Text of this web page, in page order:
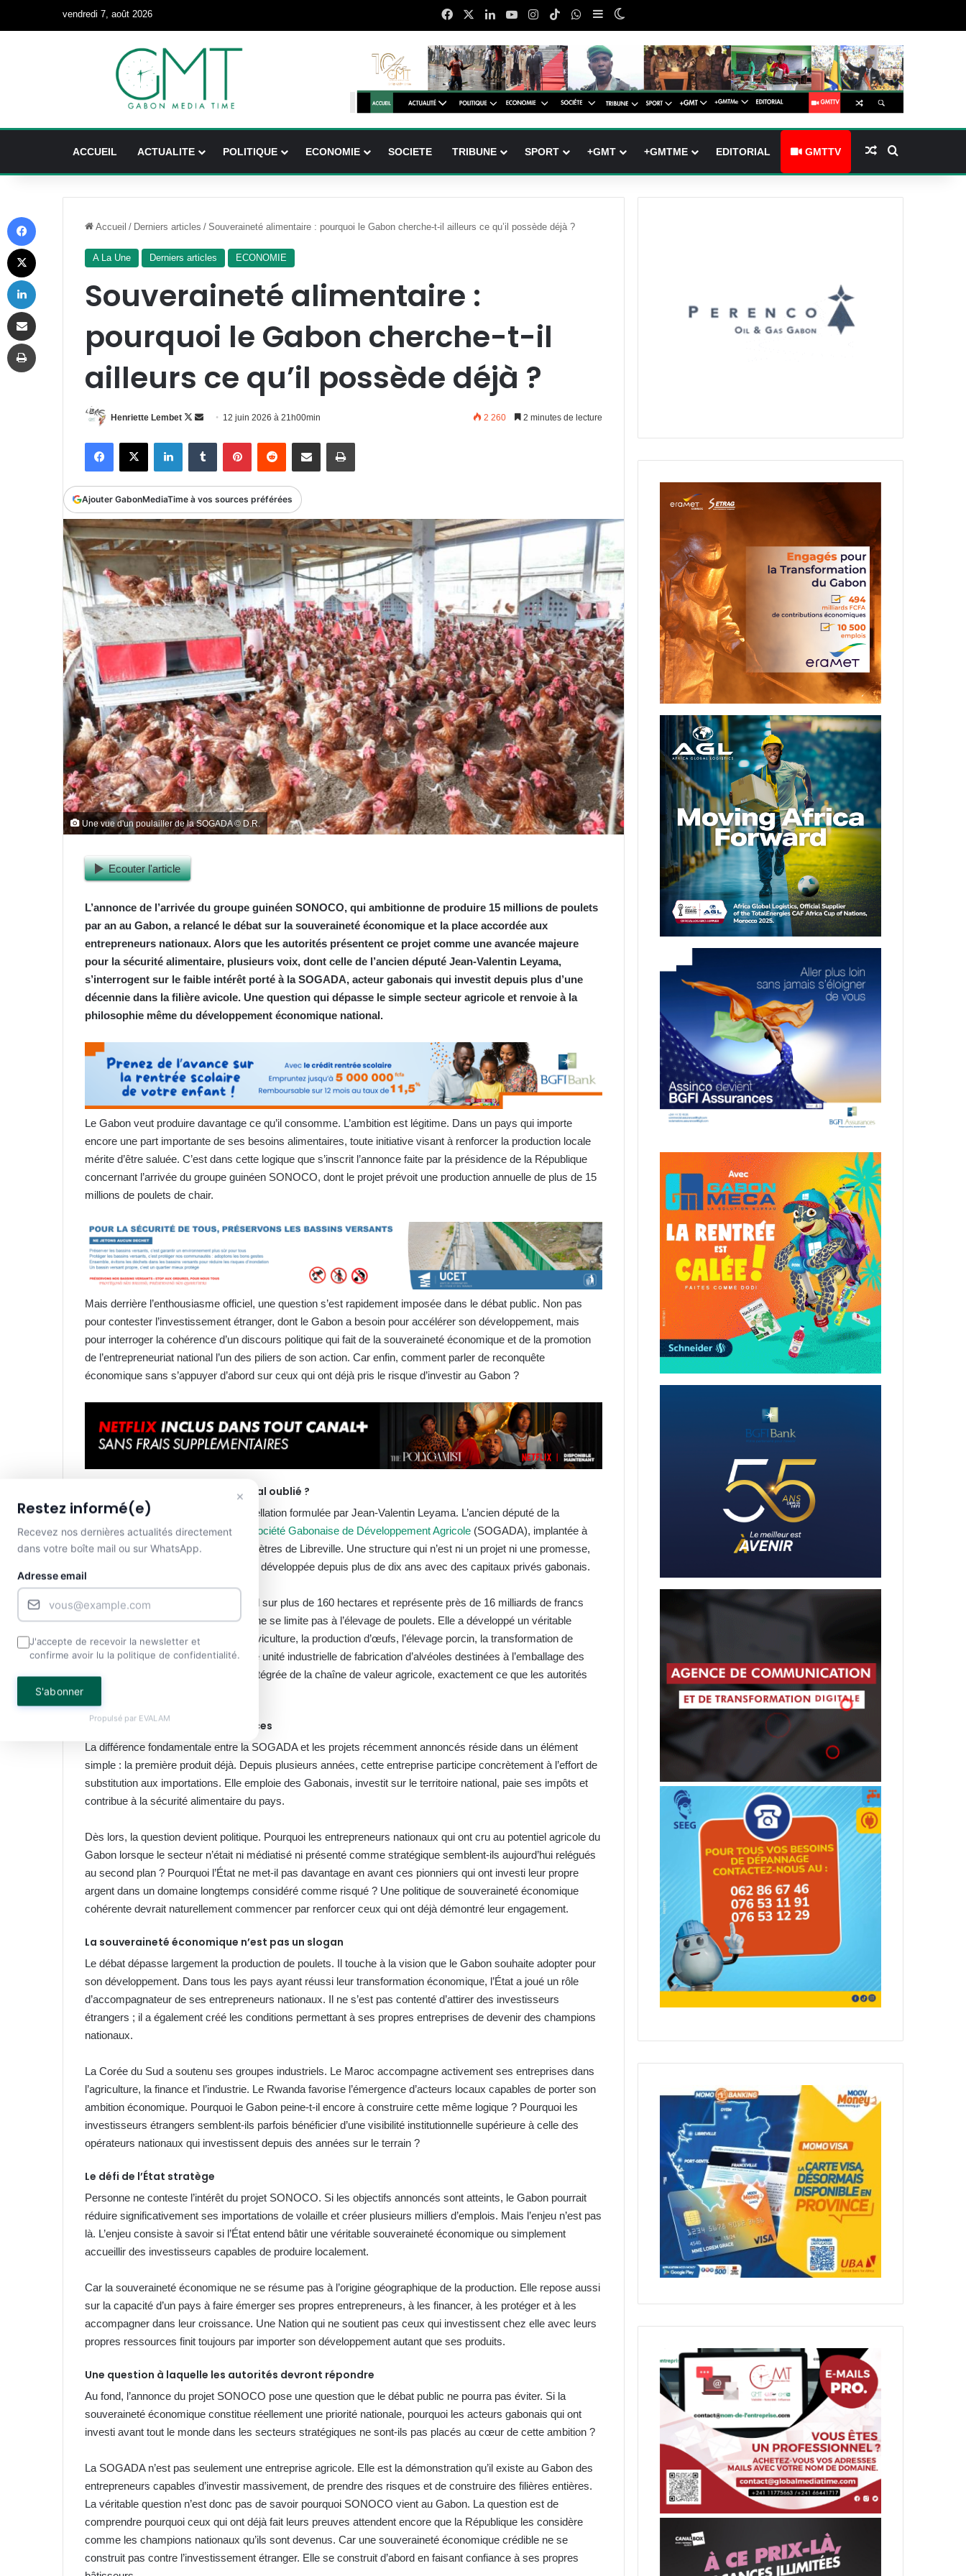
vendredi 7, août 2026 FacebookLinkedinYouTubeInstagram
TikTokWhatsApp
Sidebar (barre latérale)
ACCUEIL ACTUALITE POLITIQUE ECONOMIE SOCIETE TRIBUNE SPORT +GMT +GMTME EDITORIAL GMTTV Article Aléatoire
Accueil / Derniers articles / Souveraineté alimentaire : pourquoi le Gabon cherche-t-il ailleurs ce qu’il possède déjà ?
A La Une Derniers articles ECONOMIE
Souveraineté alimentaire :
pourquoi le Gabon cherche-t-il
ailleurs ce qu’il possède déjà ?
Henriette Lembet
Follow
Envoyer
courriel
12 juin 2026 à 21h00min 2 260 2 minutes de lecture
FacebookX LinkedinTumblr PinterestReddit Partager par email Imprimer
Ajouter GabonMediaTime à vos sources préférées
Une vue d'un poulailler de la SOGADA © D.R.
Ecouter l'article
L’annonce de l’arrivée du groupe guinéen SONOCO, qui ambitionne de produire 15 millions de poulets
par an au Gabon, a relancé le débat sur la souveraineté économique et la place accordée aux
entrepreneurs nationaux. Alors que les autorités présentent ce projet comme une avancée majeure
pour la sécurité alimentaire, plusieurs voix, dont celle de l’ancien député Jean-Valentin Leyama,
s’interrogent sur le faible intérêt porté à la SOGADA, acteur gabonais qui investit depuis plus d’une
décennie dans la filière avicole. Une question qui dépasse le simple secteur agricole et renvoie à la
philosophie même du développement économique national.
Le Gabon veut produire davantage ce qu’il consomme. L’ambition est légitime. Dans un pays qui importe
encore une part importante de ses besoins alimentaires, toute initiative visant à renforcer la production locale
mérite d’être saluée. C’est dans cette logique que s’inscrit l’annonce faite par la présidence de la République
concernant l’arrivée du groupe guinéen SONOCO, dont le projet prévoit une production annuelle de plus de 15
millions de poulets de chair.
Mais derrière l’enthousiasme officiel, une question s’est rapidement imposée dans le débat public. Non pas
pour contester l’investissement étranger, dont le Gabon a besoin pour accélérer son développement, mais
pour interroger la cohérence d’un discours politique qui fait de la souveraineté économique et de la promotion
de l’entrepreneuriat national l’un des piliers de son action. Car enfin, comment parler de reconquête
économique sans s’appuyer d’abord sur ceux qui ont déjà pris le risque d’investir au Gabon ?
La SOGADA, un champion national oublié ?
C’est précisément le sens de l’interpellation formulée par Jean-Valentin Leyama. L’ancien député de la
Transition rappelle l’existence de la
Société Gabonaise de Développement Agricole (SOGADA), implantée à
Meyang, à une cinquantaine de kilomètres de Libreville. Une structure qui n’est ni un projet ni une promesse,
mais une réalité économique tangible développée depuis plus de dix ans avec des capitaux privés gabonais.
Fondée en 2013, la SOGADA s’étend sur plus de 160 hectares et représente près de 16 milliards de francs
CFA d’investissements. L’entreprise ne se limite pas à l’élevage de poulets. Elle a développé un véritable
complexe agro-industriel intégrant l’aviculture, la production d’œufs, l’élevage porcin, la transformation de
produits agricoles locaux ainsi qu’une unité industrielle de fabrication d’alvéoles destinées à l’emballage des
œufs. Autrement dit, une approche intégrée de la chaîne de valeur agricole, exactement ce que les autorités
Des actes plutôt que des annonces
La différence fondamentale entre la SOGADA et les projets récemment annoncés réside dans un élément
simple : la première produit déjà. Depuis plusieurs années, cette entreprise participe concrètement à l’effort de
substitution aux importations. Elle emploie des Gabonais, investit sur le territoire national, paie ses impôts et
contribue à la sécurité alimentaire du pays.
Dès lors, la question devient politique. Pourquoi les entrepreneurs nationaux qui ont cru au potentiel agricole du
Gabon lorsque le secteur n’était ni médiatisé ni présenté comme stratégique semblent-ils aujourd’hui relégués
au second plan ? Pourquoi l’État ne met-il pas davantage en avant ces pionniers qui ont investi leur propre
argent dans un domaine longtemps considéré comme risqué ? Une politique de souveraineté économique
cohérente devrait naturellement commencer par renforcer ceux qui ont déjà démontré leur engagement.
La souveraineté économique n’est pas un slogan
Le débat dépasse largement la production de poulets. Il touche à la vision que le Gabon souhaite adopter pour
son développement. Dans tous les pays ayant réussi leur transformation économique, l’État a joué un rôle
d’accompagnateur de ses entrepreneurs nationaux. Il ne s’est pas contenté d’attirer des investisseurs
étrangers ; il a également créé les conditions permettant à ses propres entreprises de devenir des champions
nationaux.
La Corée du Sud a soutenu ses groupes industriels. Le Maroc accompagne activement ses entreprises dans
l’agriculture, la finance et l’industrie. Le Rwanda favorise l’émergence d’acteurs locaux capables de porter son
ambition économique. Pourquoi le Gabon peine-t-il encore à construire cette même logique ? Pourquoi les
investisseurs étrangers semblent-ils parfois bénéficier d’une visibilité institutionnelle supérieure à celle des
opérateurs nationaux qui investissent depuis des années sur le terrain ?
Le défi de l’État stratège
Personne ne conteste l’intérêt du projet SONOCO. Si les objectifs annoncés sont atteints, le Gabon pourrait
réduire significativement ses importations de volaille et créer plusieurs milliers d’emplois. Mais l’enjeu n’est pas
là. L’enjeu consiste à savoir si l’État entend bâtir une véritable souveraineté économique ou simplement
accueillir des investisseurs capables de produire localement.
Car la souveraineté économique ne se résume pas à l’origine géographique de la production. Elle repose aussi
sur la capacité d’un pays à faire émerger ses propres entrepreneurs, à les financer, à les protéger et à les
accompagner dans leur croissance. Une Nation qui ne soutient pas ceux qui investissent chez elle avec leurs
propres ressources finit toujours par importer son développement autant que ses produits.
Une question à laquelle les autorités devront répondre
Au fond, l’annonce du projet SONOCO pose une question que le débat public ne pourra pas éviter. Si la
souveraineté économique constitue réellement une priorité nationale, pourquoi les acteurs gabonais qui ont
investi avant tout le monde dans les secteurs stratégiques ne sont-ils pas placés au cœur de cette ambition ?
La SOGADA n’est pas seulement une entreprise agricole. Elle est la démonstration qu’il existe au Gabon des
entrepreneurs capables d’investir massivement, de prendre des risques et de construire des filières entières.
La véritable question n’est donc pas de savoir pourquoi SONOCO vient au Gabon. La question est de
comprendre pourquoi ceux qui ont déjà fait leurs preuves attendent encore que la République les considère
comme les champions nationaux qu’ils sont devenus. Car une souveraineté économique crédible ne se
construit pas contre l’investissement étranger. Elle se construit d’abord en faisant confiance à ses propres
×
Restez informé(e)
Recevez nos dernières actualités directement
dans votre boîte mail ou sur WhatsApp.
Adresse email
J'accepte de recevoir la newsletter et
confirme avoir lu la politique de confidentialité.
S'abonner
Propulsé par EVALAM